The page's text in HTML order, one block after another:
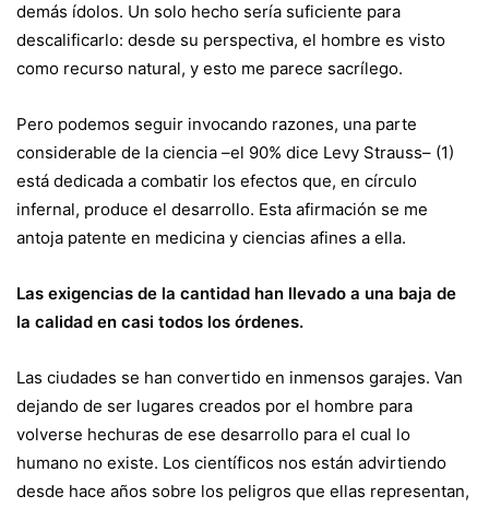
demás ídolos. Un solo hecho sería suficiente para
descalificarlo: desde su perspectiva, el hombre es visto
como recurso natural, y esto me parece sacrílego.
Pero podemos seguir invocando razones, una parte
considerable de la ciencia –el 90% dice Levy Strauss– (1)
está dedicada a combatir los efectos que, en círculo
infernal, produce el desarrollo. Esta afirmación se me
antoja patente en medicina y ciencias afines a ella.
Las exigencias de la cantidad han llevado a una baja de
la calidad en casi todos los órdenes.
Las ciudades se han convertido en inmensos garajes. Van
dejando de ser lugares creados por el hombre para
volverse hechuras de ese desarrollo para el cual lo
humano no existe. Los científicos nos están advirtiendo
desde hace años sobre los peligros que ellas representan,